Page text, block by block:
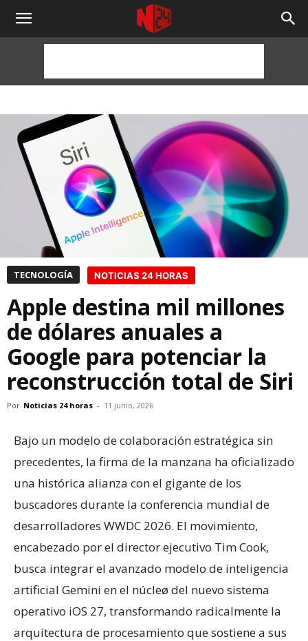
NOTICIAS
HORAS
TECNOLOGÍA NOTICIAS 24 HORAS
Apple destina mil millones
de dólares anuales a
Google para potenciar la
reconstrucción total de Siri
Por Noticias 24 horas - 11 junio, 2026
Bajo un modelo de colaboración estratégica sin
precedentes, la firma de la manzana ha oficializado
una histórica alianza con el gigante de los
buscadores durante la conferencia mundial de
desarrolladores WWDC 2026. El movimiento,
encabezado por el director ejecutivo Tim Cook,
busca integrar el avanzado modelo de inteligencia
artificial Gemini en el núcleø del nuevo sistema
operativo iOS 27, transformando radicalmente la
arquitectura de procesamiento que sostiene a sus